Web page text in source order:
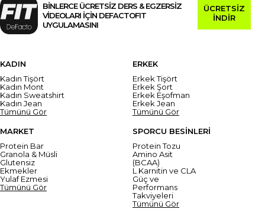
BİNLERCE ÜCRETSİZ DERS & EGZERSİZ
VİDEOLARI İÇİN DEFACTOFIT
UYGULAMASINI
ÜCRETSİZ
İNDİR
KADIN
Kadın Tişört
Kadın Mont
Kadın Sweatshirt
Kadın Jean
Tümünü Gör
ERKEK
Erkek Tişört
Erkek Şort
Erkek Eşofman
Erkek Jean
Tümünü Gör
MARKET
Protein Bar
Granola & Müsli
Glutensiz
Ekmekler
Yulaf Ezmesi
Tümünü Gör
SPORCU BESİNLERİ
Protein Tozu
Amino Asit
(BCAA)
L Karnitin ve CLA
Güç ve
Performans
Takviyeleri
Tümünü Gör